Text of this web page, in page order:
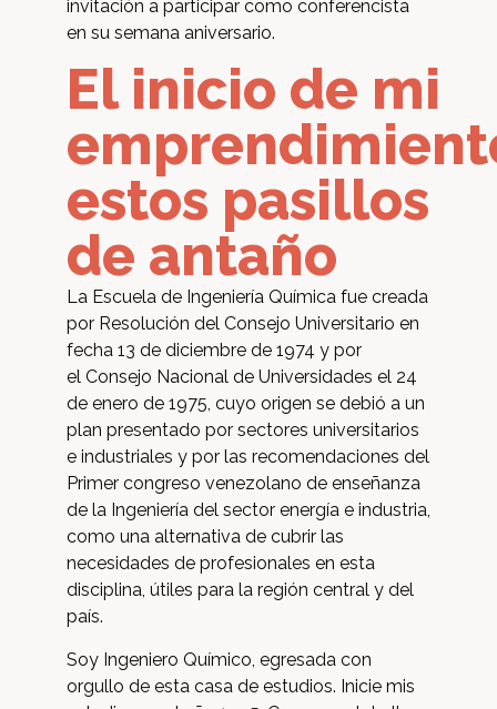
invitación a participar como conferencista
en su semana aniversario.
El inicio de mi
estos pasillos
de antaño
La Escuela de Ingeniería Química fue creada
por Resolución del Consejo Universitario en
fecha 13 de diciembre de 1974 y por
el Consejo Nacional de Universidades el 24
de enero de 1975, cuyo origen se debió a un
plan presentado por sectores universitarios
e industriales y por las recomendaciones del
Primer congreso venezolano de enseñanza
de la Ingeniería del sector energía e industria,
como una alternativa de cubrir las
necesidades de profesionales en esta
disciplina, útiles para la región central y del
país.
Soy Ingeniero Químico, egresada con
orgullo de esta casa de estudios. Inicie mis